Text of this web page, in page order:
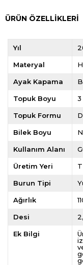
ÜRÜN ÖZELLIKLERI
Yıl
Materyal
Ayak Kapama
Topuk Boyu 3
Topuk Formu
Bilek Boyu
Kullanım Alanı
Üretim Yeri
Burun Tipi
Ağırlık
Desi
Ek Bilgi